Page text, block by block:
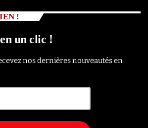
!
un clic !
nos dernières nouveautés en